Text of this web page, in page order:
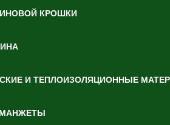
КРОШКИ
И ТЕПЛОИЗОЛЯЦИОННЫЕ